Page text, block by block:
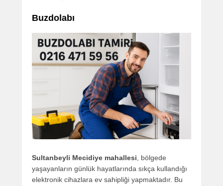
Buzdolabı
Sultanbeyli Mecidiye mahallesi , bölgede
yaşayanların günlük hayatlarında sıkça kullandığı
elektronik cihazlara ev sahipliği yapmaktadır. Bu